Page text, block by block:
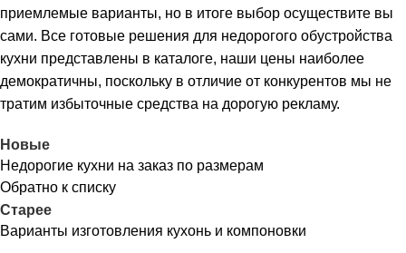
приемлемые варианты, но в итоге выбор осуществите вы
сами. Все готовые решения для недорогого обустройства
кухни представлены в каталоге, наши цены наиболее
демократичны, поскольку в отличие от конкурентов мы не
тратим избыточные средства на дорогую рекламу.
Новые
Недорогие кухни на заказ по размерам
Обратно к списку
Старее
Варианты изготовления кухонь и компоновки